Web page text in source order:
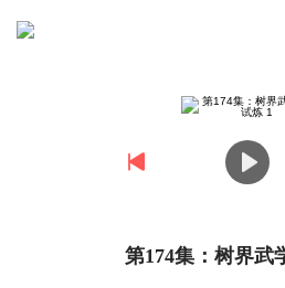
第174集：树界武